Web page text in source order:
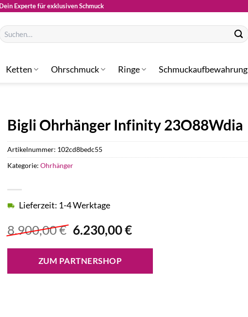
Dein Experte für exklusiven Schmuck
Suchen
nach:
Ketten Ohrschmuck Ringe Schmuckaufbewahrung
Bigli Ohrhänger Infinity 23O88Wdia
8.900,00€ Ursprünglicher
war:
8.900,00 €
6.230,00€Aktueller
Lieferzeit: 1-4 Werktage
ZUM PARTNERSHOP
Artikelnummer: 102cd8bedc55
Kategorie:Ohrhänger